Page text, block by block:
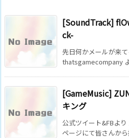
[SoundTrack]
ck-
先日何かメールが来
thatsgamecompany
[GameMusic]
キング
公式ツイート&FBより
ページにて皆さんから